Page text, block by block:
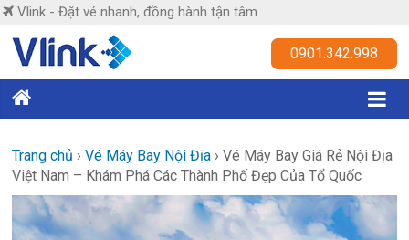
Skip
content
Vlink - Đặt vé nhanh, đồng hành tận tâm
Vlink
nhanh,
đồng
hành
tận
0901.342.998
Trang chủ ›Vé Máy Bay Nội Địa ›Vé Máy Bay Giá Rẻ Nội Địa
Việt Nam – Khám Phá Các Thành Phố Đẹp Của Tổ Quốc